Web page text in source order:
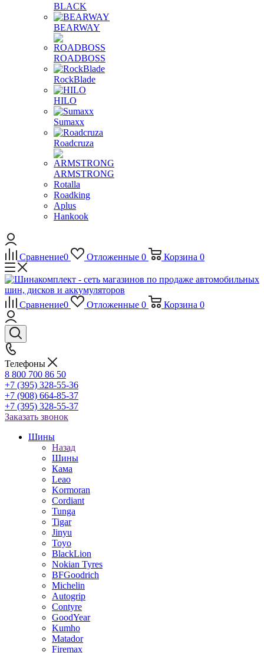
BLACK
BEARWAY
ROADBOSS
RockBlade
HILO
Sumaxx
Roadcruza
ARMSTRONG
Rotalla
Roadking
Aplus
Hankook
Сравнение0 Отложенные 0 Корзина 0
Сравнение0 Отложенные 0 Корзина 0
Телефоны
8 800 700 86 50
+7 (395) 328-55-36
+7 (908) 664-85-37
+7 (395) 328-55-37
Заказать звонок
Шины
Назад
Шины
Кама
Leao
Kormoran
Cordiant
Tunga
Tigar
Jinyu
Toyo
BlackLion
Nokian Tyres
BFGoodrich
Michelin
Autogrip
Contyre
GoodYear
Kumho
Matador
Firemax